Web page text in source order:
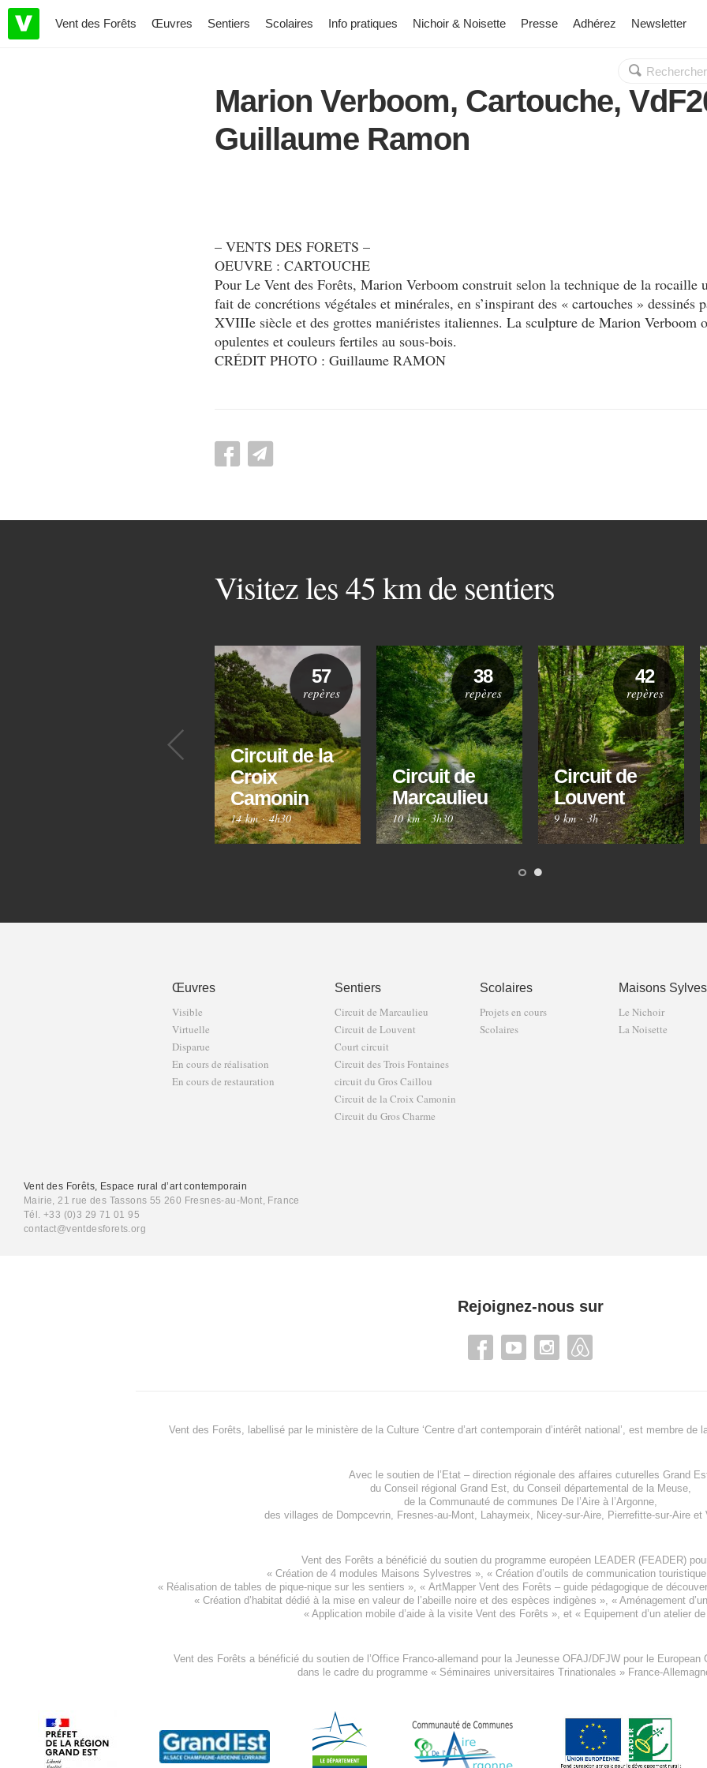
Vent des Forêts Œuvres Sentiers Scolaires Info pratiques Nichoir & Noisette Presse Adhérez Newsletter
Rechercher :
OK
Marion Verboom, Cartouche,
Guillaume Ramon
– VENTS DES FORETS –
OEUVRE : CARTOUCHE
Pour Le Vent des Forêts, Marion Verboom construit selon la technique de la rocaille
fait de concrétions végétales et minérales, en s’inspirant des « cartouches » dessinés
XVIIIe siècle et des grottes maniéristes italiennes. La sculpture de Marion Verboom
opulentes et couleurs fertiles au sous-bois.
CRÉDIT PHOTO : Guillaume RAMON
Visitez les 45 km de sentiers
Précédent
Circuit de la
Croix
Camonin
14 km·4h30
57
repères
Circuit de
Marcaulieu
10 km·3h30
38
repères
Circuit de
Louvent
9 km·3h
42
repères
Œuvres
Visible
Virtuelle
Disparue
En cours de réalisation
En cours de restauration
Sentiers
Circuit de Marcaulieu
Circuit de Louvent
Court circuit
Circuit des Trois Fontaines
circuit du Gros Caillou
Circuit de la Croix Camonin
Circuit du Gros Charme
Scolaires
Projets en cours
Scolaires
Maisons
Le Nichoir
La Noisette
Vent des Forêts, Espace rural d’art contemporain
Mairie, 21 rue des Tassons 55 260 Fresnes-au-Mont, France
Tél. +33 (0)3 29 71 01 95
contact@ventdesforets.org
Rejoignez-nous sur
Vent des Forêts, labellisé par le ministère de la Culture ‘Centre d’art contemporain d’intérêt national’, est membre de
Avec le soutien de l’ Etat – direction régionale des affaires cuturelles Grand
du Conseil régional Grand Est, du Conseil départemental de la Meuse,
de la Communauté de communes De l’Aire à l’Argonne,
des villages de Dompcevrin, Fresnes-au-Mont, Lahaymeix, Nicey-sur-Aire, Pierrefitte-sur-Aireet
Vent des Forêts a bénéficié du soutien du programme européen LEADER (FEADER)
« Création de 4 modules Maisons Sylvestres », « Création d’outils de communication
« Réalisation de tables de pique-nique sur les sentiers », « ArtMapper Vent des Forêts – guide pédagogique de
« Création d’habitat dédié à la mise en valeur de l’abeille noire et des espèces indigènes », « Aménagement
« Application mobile d’aide à la visite Vent des Forêts », et « Equipement d’un atelier
Vent des Forêts a bénéficié du soutien de l’Office Franco-allemand pour la Jeunesse OFAJ/DFJW pour le European
dans le cadre du programme « Séminaires universitaires Trinationales » France-